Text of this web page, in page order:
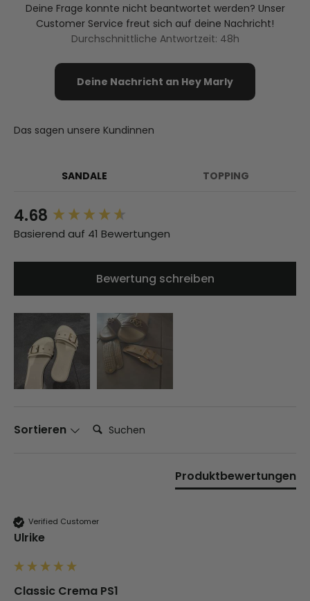
Deine Frage konnte nicht beantwortet werden? Unser
Customer Service freut sich auf deine Nachricht!
Durchschnittliche Antwortzeit: 48h
Deine Nachricht an Hey Marly
Das sagen unsere Kundinnen
SANDALE TOPPING
4.68
Basierend auf 41 Bewertungen
Bewertung schreiben
Sortieren Suchen:
Produktbewertungen
Verified Customer
Ulrike
Classic Crema PS1
New content loaded